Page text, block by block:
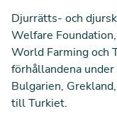
Djurrätts- och
Welfare
World Farming och
förhållandena
Bulgarien,
till Turkiet.